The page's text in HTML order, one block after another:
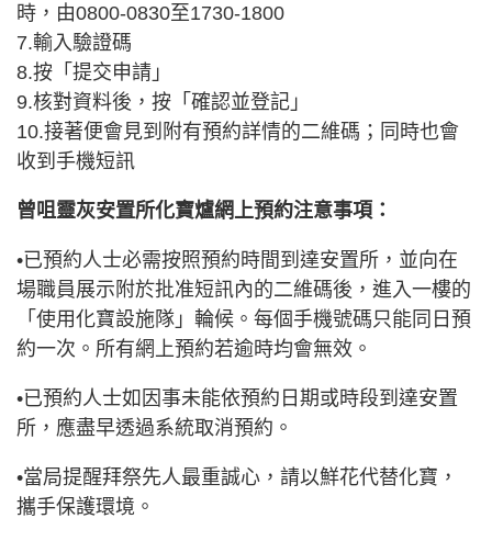
時，由0800-0830至1730-1800
7.輸入驗證碼
8.按「提交申請」
9.核對資料後，按「確認並登記」
10.接著便會見到附有預約詳情的二維碼；同時也會
收到手機短訊
曾咀靈灰安置所化寶爐網上預約注意事項：
•已預約人士必需按照預約時間到達安置所，並向在
場職員展示附於批准短訊內的二維碼後，進入一樓的
「使用化寶設施隊」輪候。每個手機號碼只能同日預
約一次。所有網上預約若逾時均會無效。
•已預約人士如因事未能依預約日期或時段到達安置
所，應盡早透過系統取消預約。
•當局提醒拜祭先人最重誠心，請以鮮花代替化寶，
攜手保護環境。